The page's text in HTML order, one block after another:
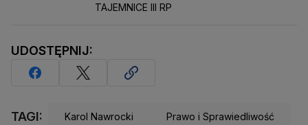
TAJEMNICE III RP
UDOSTĘPNIJ:
TAGI: Karol Nawrocki Prawo i Sprawiedliwość